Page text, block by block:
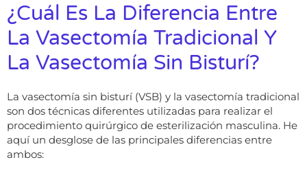
¿Cuál Es La Diferencia Entre
La Vasectomía Tradicional Y
La Vasectomía Sin Bisturí?
La vasectomía sin bisturí (VSB) y la vasectomía tradicional
son dos técnicas diferentes utilizadas para realizar el
procedimiento quirúrgico de esterilización masculina. He
aquí un desglose de las principales diferencias entre
ambos: